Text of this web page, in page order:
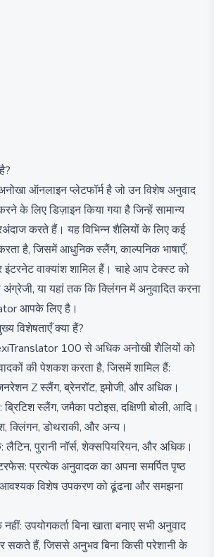
ऑनलाइन प्लेटफॉर्म है जो उन विशेष अनुवाद
के लिए डिज़ाइन किया गया है जिन्हें सामान्य
करते हैं। यह विभिन्न शैलियों के लिए कई
है, जिसमें आधुनिक स्लैंग, काल्पनिक भाषाएँ,
इंटरनेट वाक्यांश शामिल हैं। चाहे आप टेक्स्ट को
या यहां तक कि क्लिंगन में अनुवादित करना
आपके लिए है।
विशेषताएँ क्या हैं?
100 से अधिक अनोखी शैलियों को
की पेशकश करता है, जिसमें शामिल हैं:
Z स्लैंग, ब्रेनरॉट, इमोजी, और अधिक।
स्लैंग, जमैका पटोइस, दक्षिणी बोली, आदि।
क्लिंगन, डोथराकी, और अन्य।
लैटिन, पुरानी नॉर्स, शेक्सपियरियन, और अधिक।
प्रत्येक अनुवादक का अपना समर्पित पृष्ठ
विशेष उपकरण को ढूंढना और समझना
उपयोगकर्ता बिना खाता बनाए सभी अनुवाद
सकते हैं, जिससे अनुभव बिना किसी परेशानी के